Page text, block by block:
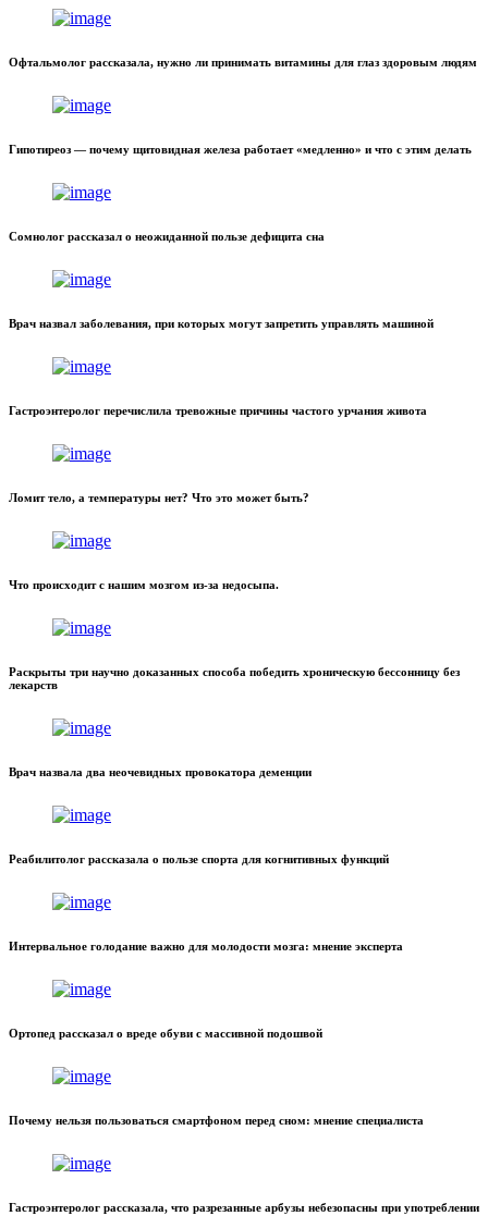
Офтальмолог рассказала, нужно ли принимать витамины для глаз здоровым людям
Гипотиреоз — почему щитовидная железа работает «медленно» и что с этим делать
Сомнолог рассказал о неожиданной пользе дефицита сна
Врач назвал заболевания, при которых могут запретить управлять машиной
Гастроэнтеролог перечислила тревожные причины частого урчания живота
Ломит тело, а температуры нет? Что это может быть?
Что происходит с нашим мозгом из-за недосыпа.
Раскрыты три научно доказанных способа победить хроническую бессонницу без
лекарств
Врач назвала два неочевидных провокатора деменции
Реабилитолог рассказала о пользе спорта для когнитивных функций
Интервальное голодание важно для молодости мозга: мнение эксперта
Ортопед рассказал о вреде обуви с массивной подошвой
Почему нельзя пользоваться смартфоном перед сном: мнение специалиста
Гастроэнтеролог рассказала, что разрезанные арбузы небезопасны при употреблении